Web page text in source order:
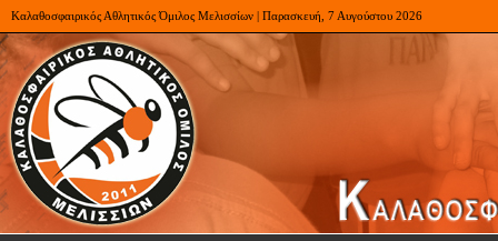
Καλαθοσφαιρικός Αθλητικός Όμιλος Μελισσίων | Παρασκευή, 7 Αυγούστου 2026